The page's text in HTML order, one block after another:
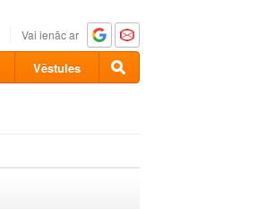
Vai ienāc ar
Vēstules